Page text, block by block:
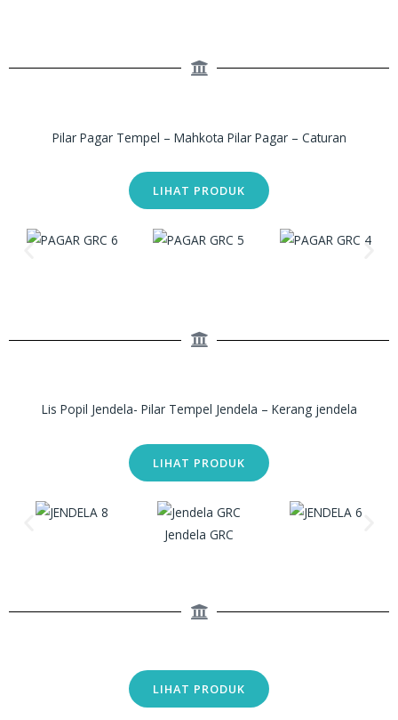
Pilar Pagar Tempel – Mahkota Pilar Pagar – Caturan
LIHAT PRODUK
Lis Popil Jendela- Pilar Tempel Jendela – Kerang jendela
LIHAT PRODUK
Jendela GRC
LIHAT PRODUK